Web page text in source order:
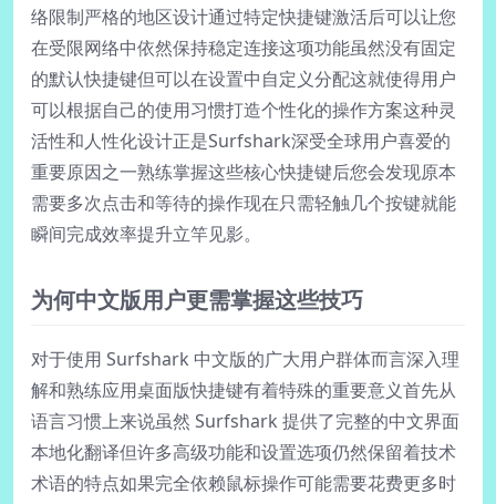
络限制严格的地区设计通过特定快捷键激活后可以让您
在受限网络中依然保持稳定连接这项功能虽然没有固定
的默认快捷键但可以在设置中自定义分配这就使得用户
可以根据自己的使用习惯打造个性化的操作方案这种灵
活性和人性化设计正是Surfshark深受全球用户喜爱的
重要原因之一熟练掌握这些核心快捷键后您会发现原本
需要多次点击和等待的操作现在只需轻触几个按键就能
瞬间完成效率提升立竿见影。
为何中文版用户更需掌握这些技巧
对于使用 Surfshark 中文版的广大用户群体而言深入理
解和熟练应用桌面版快捷键有着特殊的重要意义首先从
语言习惯上来说虽然 Surfshark 提供了完整的中文界面
本地化翻译但许多高级功能和设置选项仍然保留着技术
术语的特点如果完全依赖鼠标操作可能需要花费更多时